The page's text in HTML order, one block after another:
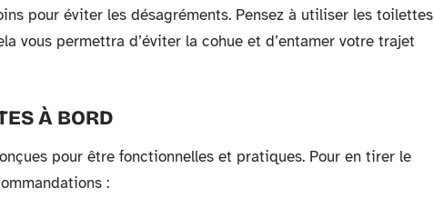
pour éviter les désagréments. Pensez à utiliser les toilettes
vous permettra d’éviter la cohue et d’entamer votre trajet
À BORD
pour être fonctionnelles et pratiques. Pour en tirer le
: